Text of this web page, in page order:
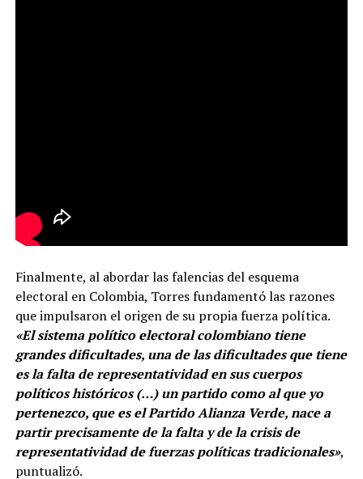
Finalmente, al abordar las falencias del esquema
electoral en Colombia, Torres fundamentó las razones
que impulsaron el origen de su propia fuerza política.
«El sistema político electoral colombiano tiene
grandes dificultades, una de las dificultades que tiene
es la falta de representatividad en sus cuerpos
políticos históricos (…) un partido como al que yo
pertenezco, que es el Partido Alianza Verde, nace a
partir precisamente de la falta y de la crisis de
representatividad de fuerzas políticas tradicionales»,
puntualizó.